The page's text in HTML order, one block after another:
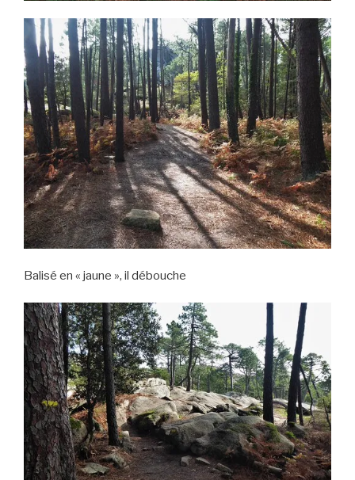
Balisé en « jaune », il débouche